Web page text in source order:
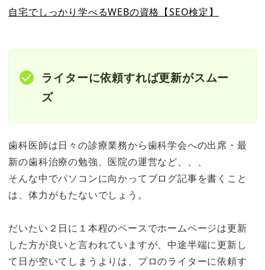
自宅でしっかり学べるWEBの資格【SEO検定】
ライターに依頼すれば更新がスムー
ズ
歯科医師は日々の診療業務から歯科学会への出席・最
新の歯科治療の勉強、医院の運営など、、、
そんな中でパソコンに向かってブログ記事を書くこと
は、体力がもたないでしょう。
だいたい２日に１本程のペースでホームページは更新
した方が良いと言われていますが、中途半端に更新し
て日が空いてしまうよりは、プロのライターに依頼す